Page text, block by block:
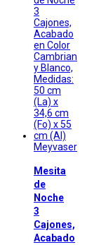
Meyvaser
Mesita
de
Noche
3
Cajones,
Acabado